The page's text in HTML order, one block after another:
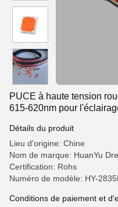
PUCE à haute tension
615-620nm pour
Détails du produit
Lieu d'origine: Chine
Nom de marque: HuanYu
Certification: Rohs
Numéro de modèle: HY-
Conditions de paiement et